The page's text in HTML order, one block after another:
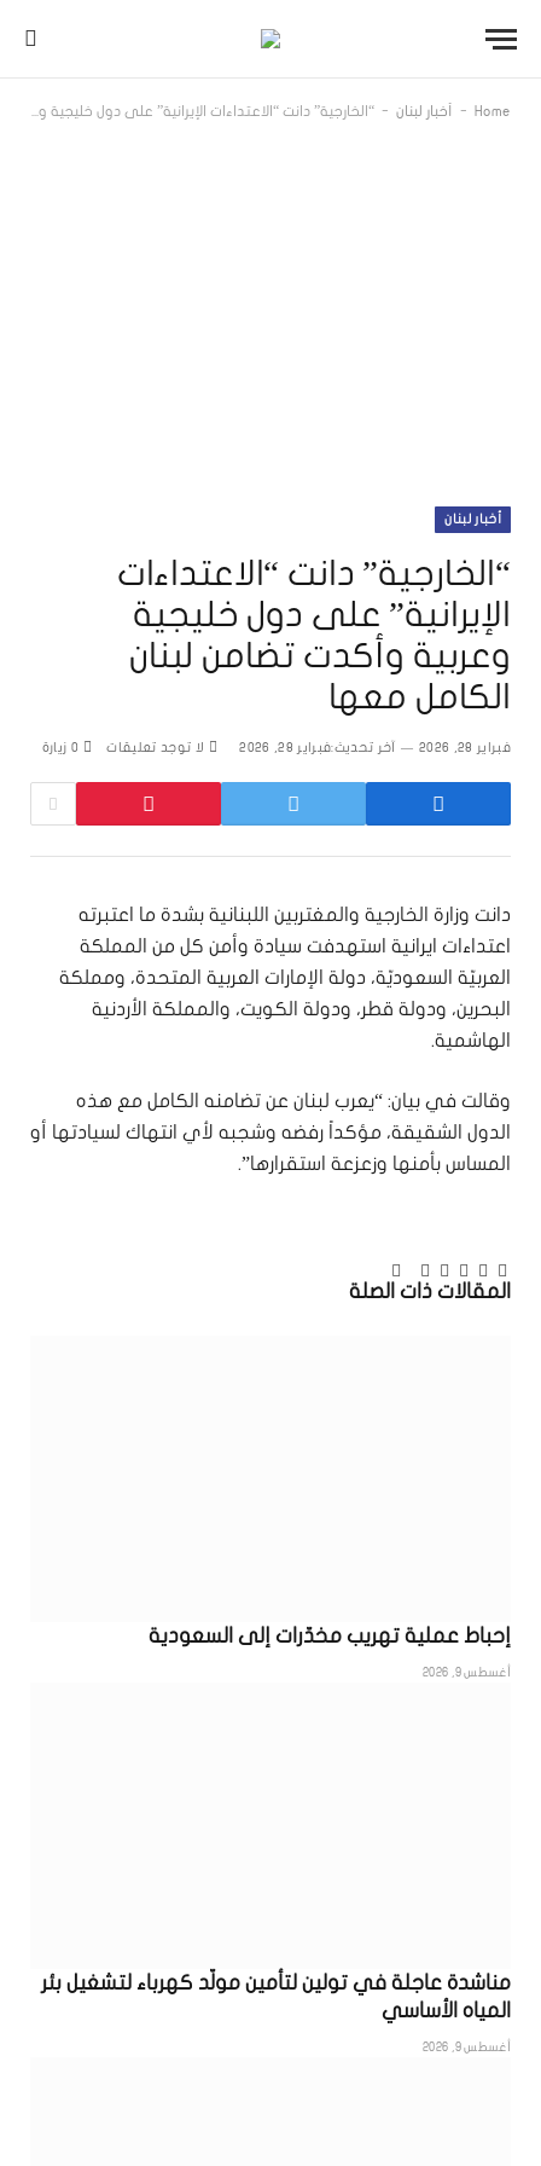
Home
- أخبار لبنان - “الخارجية” دانت “الاعتداءات الإيرانية” على دول خليجية وعربية وأكدت تضامن لبنان الكامل معها
أخبار لبنان
“الخارجية” دانت “الاعتداءات
الإيرانية” على دول خليجية
وعربية وأكدت تضامن لبنان
الكامل معها
فبراير 28, 2026 آخر تحديث:فبراير 28, 2026 لا توجد تعليقات 0 زيارة
دانت وزارة الخارجية والمغتربين اللبنانية بشدة ما اعتبرته
اعتداءات ايرانية استهدفت سيادة وأمن كل من المملكة
العربيّة السعوديّة، دولة الإمارات العربية المتحدة، ومملكة
البحرين، ودولة قطر، ودولة الكويت، والمملكة الأردنية
الهاشمية.
وقالت في بيان: “يعرب لبنان عن تضامنه الكامل مع هذه
الدول الشقيقة، مؤكداً رفضه وشجبه لأي انتهاك لسيادتها أو
المساس بأمنها وزعزعة استقرارها”.
فيسبوك
تويتربينتيريست
لينكدإن
Tumblrتيلقرام
البريد
الإلكتروني
المقالات ذات الصلة
إحباط عملية تهريب مخدّرات إلى السعودية
أغسطس 9, 2026
مناشدة عاجلة في تولين لتأمين مولّد كهرباء لتشغيل بئر
المياه الأساسي
أغسطس 9, 2026